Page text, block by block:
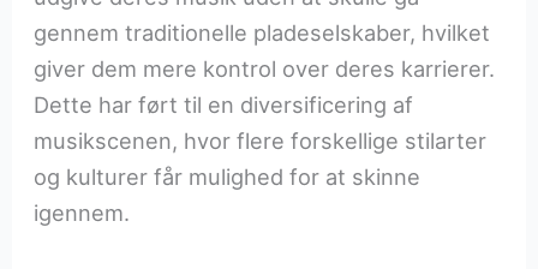
gennem traditionelle pladeselskaber, hvilket
giver dem mere kontrol over deres karrierer.
Dette har ført til en diversificering af
musikscenen, hvor flere forskellige stilarter
og kulturer får mulighed for at skinne
igennem.